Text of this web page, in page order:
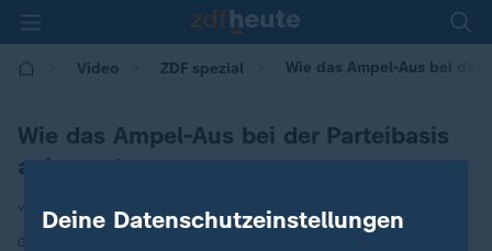
Video ZDF spezial Wie das Ampel-Aus bei der
Wie das Ampel-Aus bei der Parteibasis
ankommt
von Svenja Bergerhoff
07.11.2024 | 19:25
Deine Datenschutzeinstellungen